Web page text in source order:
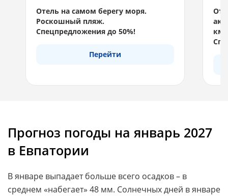
Отель на самом берегу моря.
Роскошный пляж.
Спецпредложения до 50%!
Перейти
км
Прогноз погоды на январь 2027
в Евпатории
В январе выпадает больше всего осадков – в
среднем «набегает» 48 мм. Солнечных дней в январе